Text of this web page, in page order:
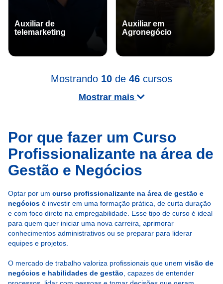
Auxiliar de
telemarketing
Auxiliar em
Agronegócio
Mostrando 10 de 46 cursos
Mostrar mais
Por que fazer um Curso
Profissionalizante na área de
Gestão e Negócios
Optar por um curso profissionalizante na área de gestão e
negócios é investir em uma formação prática, de curta duração
e com foco direto na empregabilidade. Esse tipo de curso é ideal
para quem quer iniciar uma nova carreira, aprimorar
conhecimentos administrativos ou se preparar para liderar
equipes e projetos.
O mercado de trabalho valoriza profissionais que unem visão de
negócios e habilidades de gestão , capazes de entender